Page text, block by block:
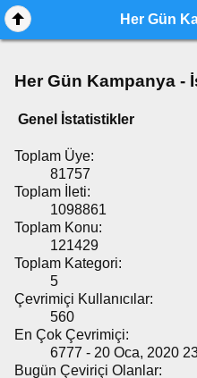
Her Gün Kampanya -
Genel İstatistikler
Toplam Üye:
81757
Toplam İleti:
1098861
Toplam Konu:
121429
Toplam Kategori:
5
Çevrimiçi Kullanıcılar:
560
En Çok Çevrimiçi:
6777 - 20 Oca, 2020
Bugün Çeviriçi Olanlar: